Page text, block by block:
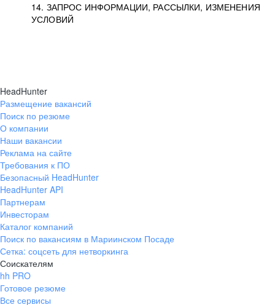
14. ЗАПРОС ИНФОРМАЦИИ, РАССЫЛКИ, ИЗМЕНЕНИЯ
УСЛОВИЙ
HeadHunter
Размещение вакансий
Поиск по резюме
О компании
Наши вакансии
Реклама на сайте
Требования к ПО
Безопасный HeadHunter
HeadHunter API
Партнерам
Инвесторам
Каталог компаний
Поиск по вакансиям в Мариинском Посаде
Сетка: соцсеть для нетворкинга
Соискателям
hh PRO
Готовое резюме
Все сервисы